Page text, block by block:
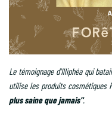
Le témoignage d'Illiphéa qui
utilise les produits cosmétiques
plus saine que jamais".